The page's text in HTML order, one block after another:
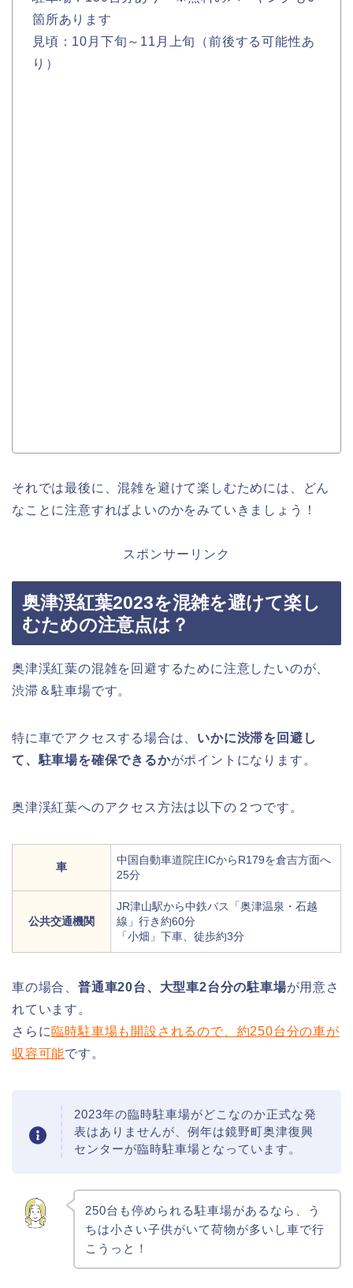
箇所あります
見頃：10月下旬～11月上旬（前後する可能性あ
り）
それでは最後に、混雑を避けて楽しむためには、どん
なことに注意すればよいのかをみていきましょう！
スポンサーリンク
奥津渓紅葉2023を混雑を避けて楽し
むための注意点は？
奥津渓紅葉の混雑を回避するために注意したいのが、
渋滞＆駐車場です。
特に車でアクセスする場合は、 いかに渋滞を回避し
て、駐車場を確保できるかがポイントになります。
奥津渓紅葉へのアクセス方法は以下の２つです。
車
中国自動車道院庄ICからR179を倉吉方面へ
25分
公共交通機関
JR津山駅から中鉄バス「奥津温泉・石越
線」行き約60分
「小畑」下車、徒歩約3分
車の場合、 普通車20台、大型車2台分の駐車場が用意さ
れています。
さらに臨時駐車場も開設されるので、約250台分の車が
収容可能です。
2023年の臨時駐車場がどこなのか正式な発
表はありませんが、例年は鏡野町奥津復興
センターが臨時駐車場となっています。
250台も停められる駐車場があるなら、う
ちは小さい子供がいて荷物が多いし車で行
こうっと！